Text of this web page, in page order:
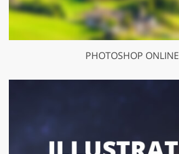
PHOTOSHOP ONLINE